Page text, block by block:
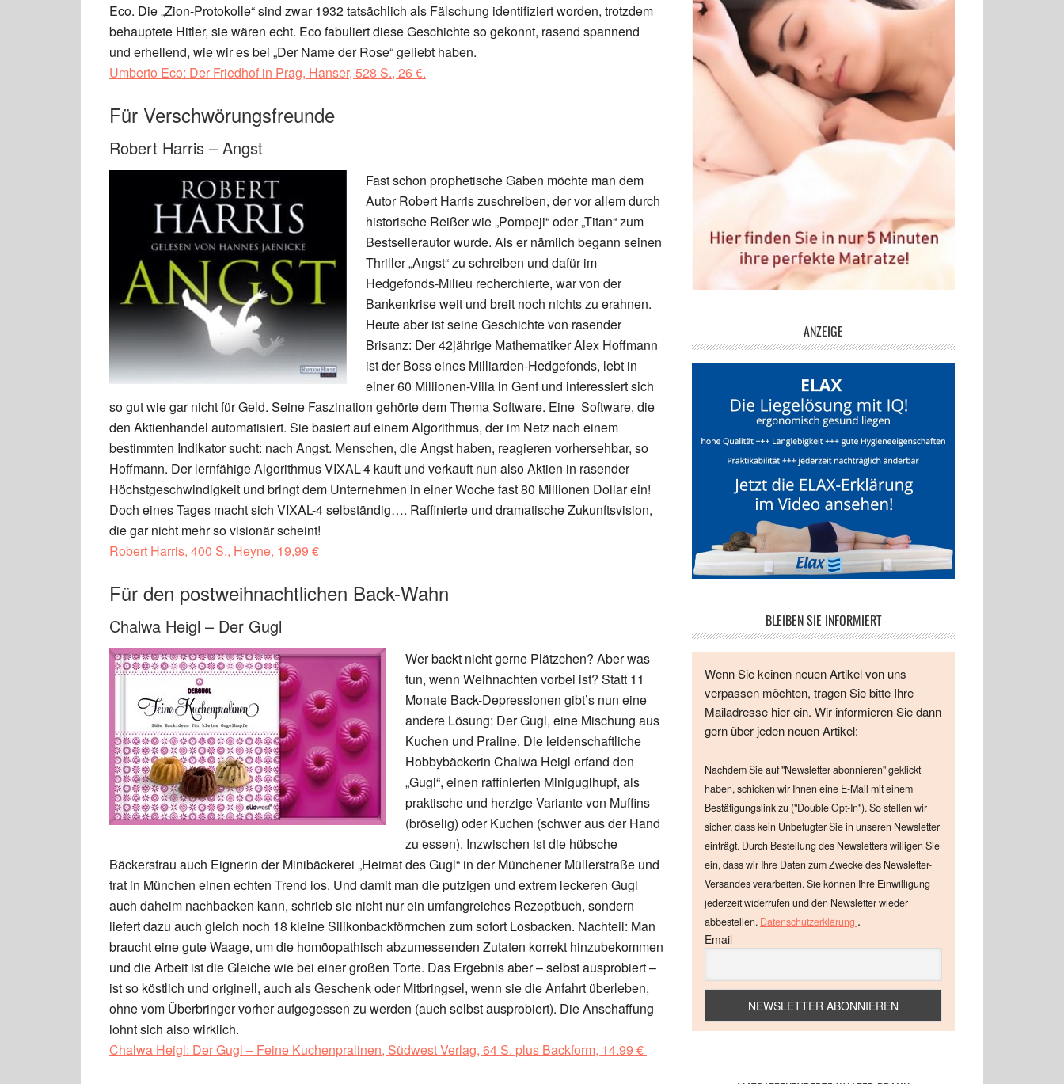
Eco. Die „Zion-Protokolle“ sind zwar 1932 tatsächlich als Fälschung identifiziert worden, trotzdem
behauptete Hitler, sie wären echt. Eco fabuliert diese Geschichte so gekonnt, rasend spannend
und erhellend, wie wir es bei „Der Name der Rose“ geliebt haben.
Umberto Eco: Der Friedhof in Prag, Hanser, 528 S., 26 €.
Für Verschwörungsfreunde
Robert Harris – Angst
Fast schon prophetische Gaben möchte man dem
Autor Robert Harris zuschreiben, der vor allem durch
historische Reißer wie „Pompeji“ oder „Titan“ zum
Bestsellerautor wurde. Als er nämlich begann seinen
Thriller „Angst“ zu schreiben und dafür im
Hedgefonds-Milieu recherchierte, war von der
Bankenkrise weit und breit noch nichts zu erahnen.
Heute aber ist seine Geschichte von rasender
Brisanz: Der 42jährige Mathematiker Alex Hoffmann
ist der Boss eines Milliarden-Hedgefonds, lebt in
einer 60 Millionen-Villa in Genf und interessiert sich
so gut wie gar nicht für Geld. Seine Faszination gehörte dem Thema Software. Eine Software, die
den Aktienhandel automatisiert. Sie basiert auf einem Algorithmus, der im Netz nach einem
bestimmten Indikator sucht: nach Angst. Menschen, die Angst haben, reagieren vorhersehbar, so
Hoffmann. Der lernfähige Algorithmus VIXAL-4 kauft und verkauft nun also Aktien in rasender
Höchstgeschwindigkeit und bringt dem Unternehmen in einer Woche fast 80 Millionen Dollar ein!
Doch eines Tages macht sich VIXAL-4 selbständig…. Raffinierte und dramatische Zukunftsvision,
die gar nicht mehr so visionär scheint!
Robert Harris, 400 S., Heyne, 19,99 €
Für den postweihnachtlichen Back-Wahn
Chalwa Heigl – Der Gugl
Wer backt nicht gerne Plätzchen? Aber was
tun, wenn Weihnachten vorbei ist? Statt 11
Monate Back-Depressionen gibt’s nun eine
andere Lösung: Der Gugl, eine Mischung aus
Kuchen und Praline. Die leidenschaftliche
Hobbybäckerin Chalwa Heigl erfand den
„Gugl“, einen raffinierten Miniguglhupf, als
praktische und herzige Variante von Muffins
(bröselig) oder Kuchen (schwer aus der Hand
zu essen). Inzwischen ist die hübsche
Bäckersfrau auch Eignerin der Minibäckerei „Heimat des Gugl“ in der Münchener Müllerstraße und
trat in München einen echten Trend los. Und damit man die putzigen und extrem leckeren Gugl
auch daheim nachbacken kann, schrieb sie nicht nur ein umfangreiches Rezeptbuch, sondern
liefert dazu auch gleich noch 18 kleine Silikonbackförmchen zum sofort Losbacken. Nachteil: Man
braucht eine gute Waage, um die homöopathisch abzumessenden Zutaten korrekt hinzubekommen
und die Arbeit ist die Gleiche wie bei einer großen Torte. Das Ergebnis aber – selbst ausprobiert –
ist so köstlich und originell, auch als Geschenk oder Mitbringsel, wenn sie die Anfahrt überleben,
ohne vom Überbringer vorher aufgegessen zu werden (auch selbst ausprobiert). Die Anschaffung
lohnt sich also wirklich.
Chalwa Heigl: Der Gugl – Feine Kuchenpralinen, Südwest Verlag, 64 S. plus Backform, 14.99 €
ANZEIGE
BLEIBEN SIE INFORMIERT
Wenn Sie keinen neuen Artikel von uns
verpassen möchten, tragen Sie bitte Ihre
Mailadresse hier ein. Wir informieren Sie dann
gern über jeden neuen Artikel:
Nachdem Sie auf "Newsletter abonnieren" geklickt
haben, schicken wir Ihnen eine E-Mail mit einem
Bestätigungslink zu ("Double Opt-In"). So stellen wir
sicher, dass kein Unbefugter Sie in unseren Newsletter
einträgt. Durch Bestellung des Newsletters willigen Sie
ein, dass wir Ihre Daten zum Zwecke des Newsletter-
Versandes verarbeiten. Sie können Ihre Einwilligung
jederzeit widerrufen und den Newsletter wieder
abbestellen. Datenschutzerklärung .
Email